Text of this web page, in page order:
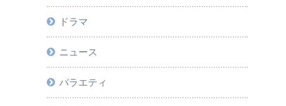
ドラマ
ニュース
バラエティ